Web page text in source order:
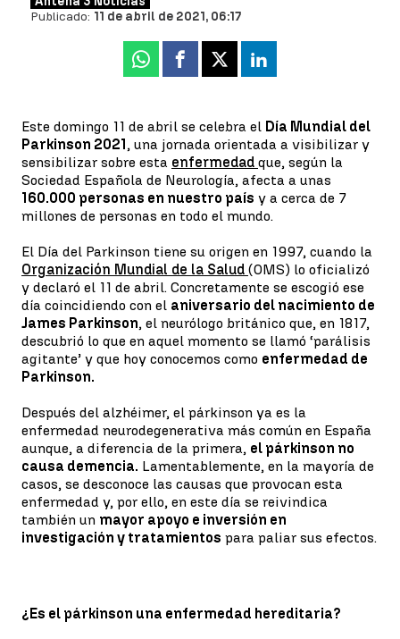
Publicado: 11 de abril de 2021, 06:17
Whatsapp
Facebook
X Linkedin
Este domingo 11 de abril se celebra el Día Mundial del
Parkinson 2021, una jornada orientada a visibilizar y
sensibilizar sobre esta enfermedad que, según la
Sociedad Española de Neurología, afecta a unas
160.000 personas en nuestro país y a cerca de 7
millones de personas en todo el mundo.
El Día del Parkinson tiene su origen en 1997, cuando la
Organización Mundial de la Salud (OMS) lo oficializó
y declaró el 11 de abril. Concretamente se escogió ese
día coincidiendo con el aniversario del nacimiento de
James Parkinson, el neurólogo británico que, en 1817,
descubrió lo que en aquel momento se llamó ‘parálisis
agitante’ y que hoy conocemos como enfermedad de
Parkinson.
Después del alzhéimer, el párkinson ya es la
enfermedad neurodegenerativa más común en España
aunque, a diferencia de la primera, el párkinson no
causa demencia. Lamentablemente, en la mayoría de
casos, se desconoce las causas que provocan esta
enfermedad y, por ello, en este día se reivindica
también un mayor apoyo e inversión en
investigación y tratamientos para paliar sus efectos.
¿Es el párkinson una enfermedad hereditaria?